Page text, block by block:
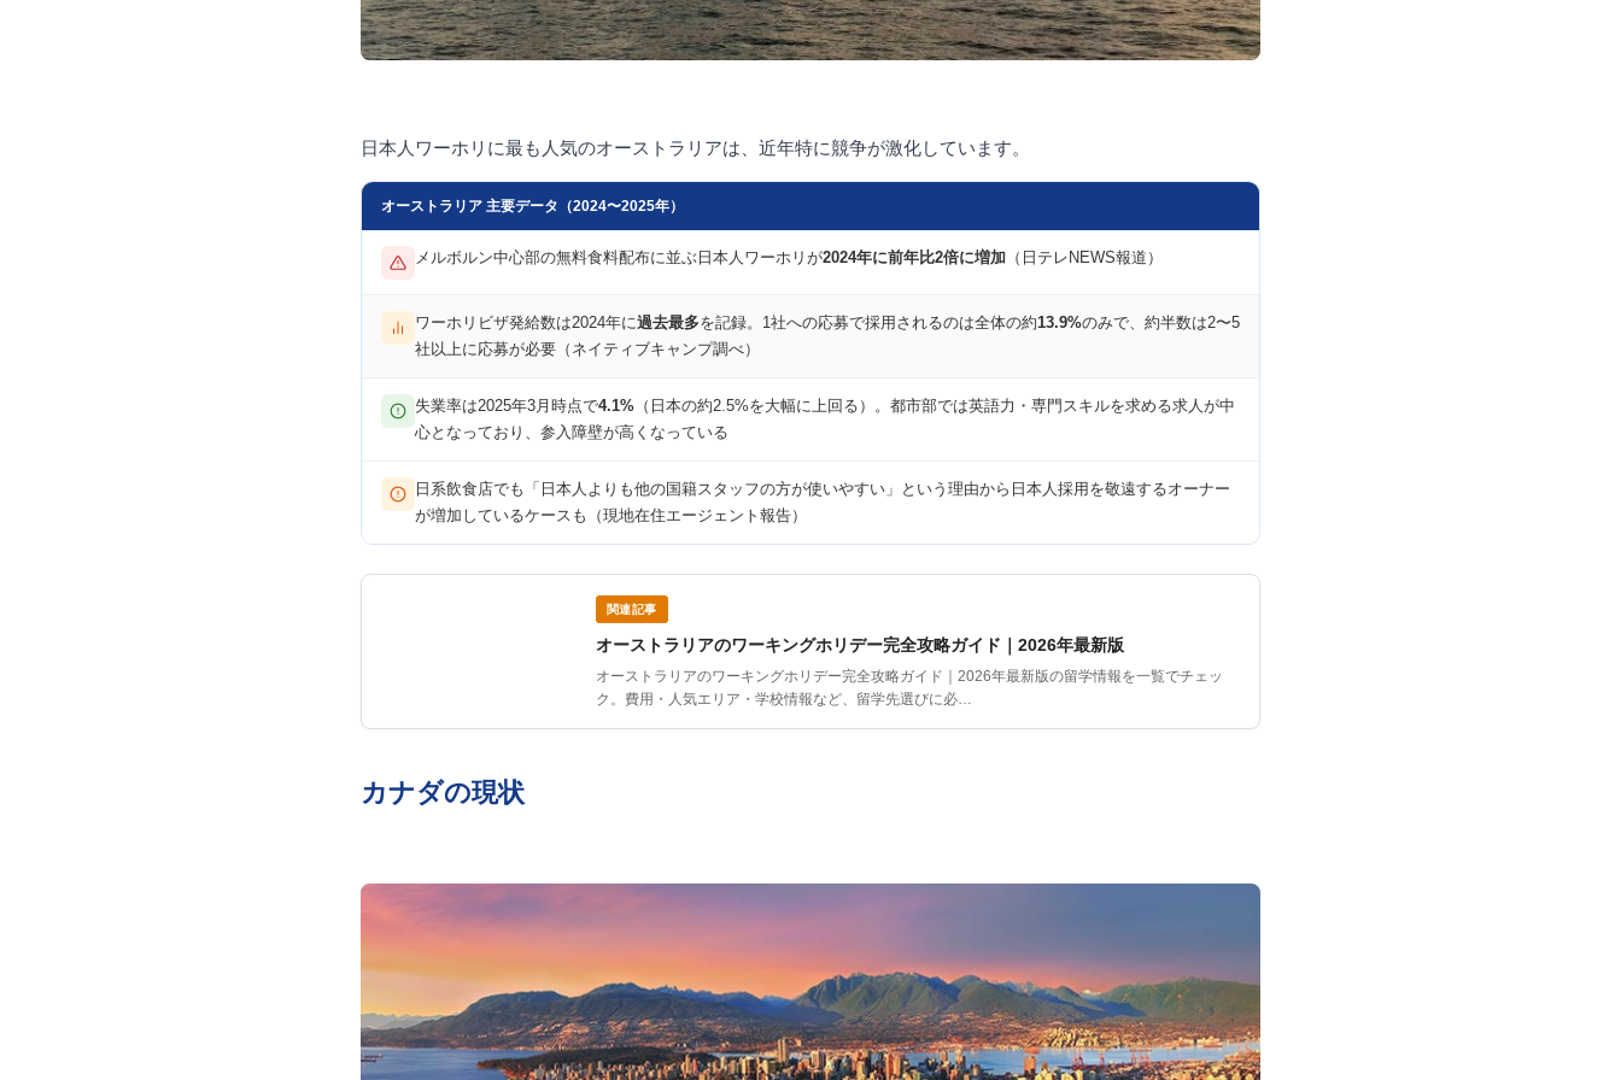
日本人ワーホリに最も人気のオーストラリアは、近年特に競争が激化しています。
オーストラリア 主要データ（2024〜2025年）
メルボルン中心部の無料食料配布に並ぶ日本人ワーホリが2024年に前年比2倍に増加（日テレNEWS報道）
ワーホリビザ発給数は2024年に過去最多を記録。1社への応募で採用されるのは全体の約13.9%のみで、約半数は2〜5
社以上に応募が必要（ネイティブキャンプ調べ）
失業率は2025年3月時点で4.1%（日本の約2.5%を大幅に上回る）。都市部では英語力・専門スキルを求める求人が中
心となっており、参入障壁が高くなっている
日系飲食店でも「日本人よりも他の国籍スタッフの方が使いやすい」という理由から日本人採用を敬遠するオーナー
が増加しているケースも（現地在住エージェント報告）
関連記事
オーストラリアのワーキングホリデー完全攻略ガイド｜2026年最新版
オーストラリアのワーキングホリデー完全攻略ガイド｜2026年最新版の留学情報を一覧でチェッ
ク。費用・人気エリア・学校情報など、留学先選びに必…
カナダの現状